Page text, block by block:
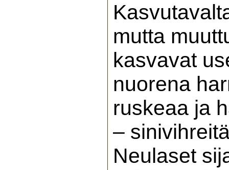
mutta
kasvavat
nuorena
ruskeaa ja
–
Neulaset